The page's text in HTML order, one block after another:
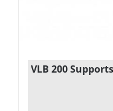
VLB 200